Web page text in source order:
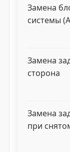
Замена
системы
Замена
сторона
Замена
при